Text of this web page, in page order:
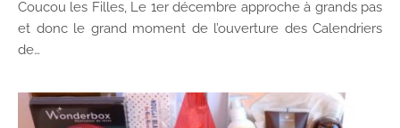
Coucou les Filles, Le 1er décembre approche à grands pas
et donc le grand moment de l’ouverture des Calendriers
de…